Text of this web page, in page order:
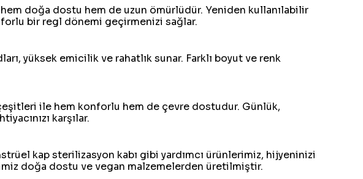
doğa dostu hem de uzun ömürlüdür. Yeniden kullanılabilir
bir regl dönemi geçirmenizi sağlar.
yüksek emicilik ve rahatlık sunar. Farklı boyut ve renk
ile hem konforlu hem de çevre dostudur. Günlük,
karşılar.
kap sterilizasyon kabı gibi yardımcı ürünlerimiz, hijyeninizi
doğa dostu ve vegan malzemelerden üretilmiştir.